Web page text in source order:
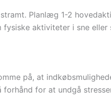
Planlæg 1-2
aktiviteter i sne
på, at
for at undgå